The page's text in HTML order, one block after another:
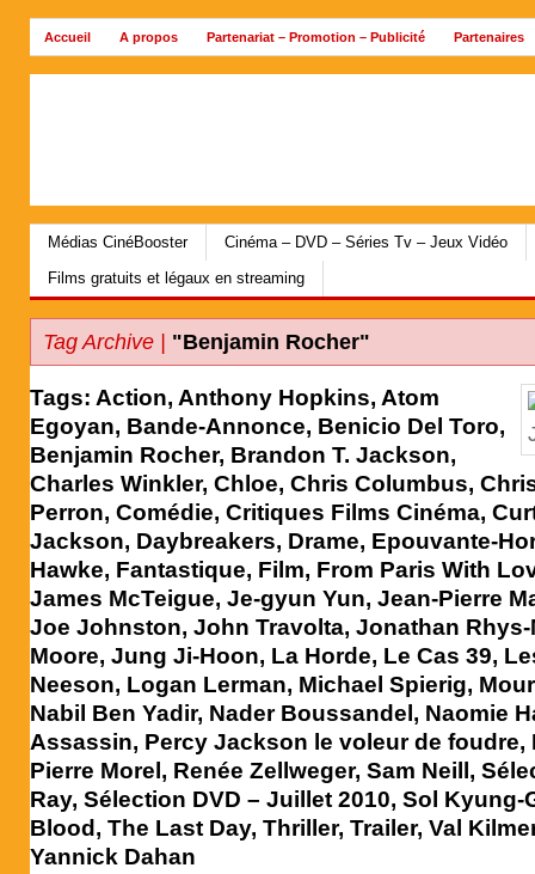
Accueil A propos Partenariat – Promotion – Publicité Partenaires
Médias CinéBooster
Cinéma – DVD – Séries Tv – Jeux Vidéo
Films gratuits et légaux en streaming
Tag Archive | "Benjamin Rocher"
Tags: Action, Anthony Hopkins, Atom
Egoyan, Bande-Annonce, Benicio Del Toro,
Benjamin Rocher, Brandon T. Jackson,
Charles Winkler, Chloe, Chris Columbus,
Perron, Comédie, Critiques Films Cinéma,
Jackson, Daybreakers, Drame, Epouvante-
Hawke, Fantastique, Film, From Paris With
James McTeigue, Je-gyun Yun, Jean-Pierre
Joe Johnston, John Travolta, Jonathan Rhys-
Moore, Jung Ji-Hoon, La Horde, Le Cas 39,
Neeson, Logan Lerman, Michael Spierig,
Nabil Ben Yadir, Nader Boussandel , Naomie
Assassin, Percy Jackson le voleur de foudre,
Pierre Morel , Renée Zellweger, Sam Neill ,
Ray, Sélection DVD – Juillet 2010, Sol Kyung-
Blood , The Last Day, Thriller, Trailer, Val
Yannick Dahan